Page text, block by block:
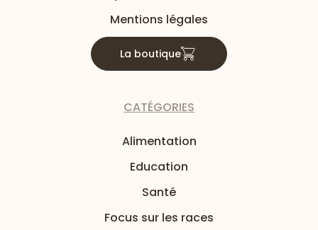
Mentions légales
La boutique
CATÉGORIES
Alimentation
Education
Santé
Focus sur les races